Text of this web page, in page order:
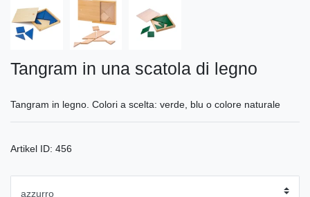
Tangram in una scatola di legno
Tangram in legno. Colori a scelta: verde, blu o colore naturale
Artikel ID: 456